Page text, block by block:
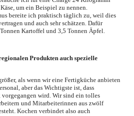
um ein Beispiel zu nennen.
bereite ich praktisch täglich zu, weil dies
und auch sehr schätzen. Dafür
Kartoffel und 3,5 Tonnen Äpfel.
Produkten auch spezielle
als wenn wir eine Fertigküche anbieten
aber das Wichtigste ist, dass
wird. Wir sind ein tolles
und Mitarbeiterinnen aus zwölf
Kochen verbindet also auch